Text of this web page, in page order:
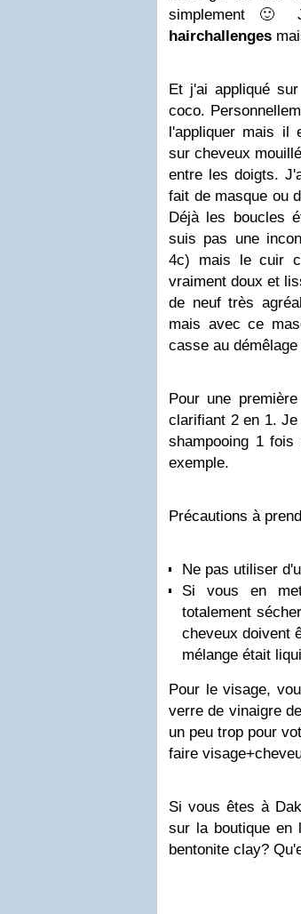
simplement 🙂
hairchallenges
Et j'ai appliqué
coco.
l'appliquer mais il
sur cheveux
entre les doigts.
fait de masque ou
Déjà les boucles
suis pas une
4c) mais le cuir
vraiment doux et
de neuf très
mais avec ce
casse au
Pour une
clarifiant 2 en 1.
shampooing 1
exemple.
Précautions à
Ne pas utiliser
Si vous en
totalement
cheveux doivent
mélange était
Pour le visage,
verre de vinaigre
un peu trop pour
faire
Si vous êtes à
sur la boutique en
bentonite clay?